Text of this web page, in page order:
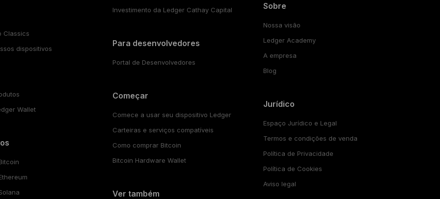
Classics
dispositivos
Wallet
Investimento da Ledger Cathay Capital
Para desenvolvedores
Portal de Desenvolvedores
Começar
Comece a usar seu dispositivo Ledger
Carteiras e serviços compatíveis
Como comprar Bitcoin
Bitcoin Hardware Wallet
Ver também
Sobre
Nossa visão
Ledger Academy
A empresa
Blog
Jurídico
Espaço Jurídico e Legal
Termos e condições de venda
Política de Privacidade
Política de Cookies
Aviso legal